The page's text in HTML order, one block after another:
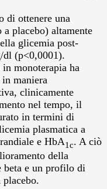
di ottenere una
placebo) altamente
glicemia post-
dl (p<0,0001).
monoterapia ha
maniera
clinicamente
nel tempo, il
in termini di
plasmatica a
e HbA1c. A ciò
della
beta e un profilo di
placebo.